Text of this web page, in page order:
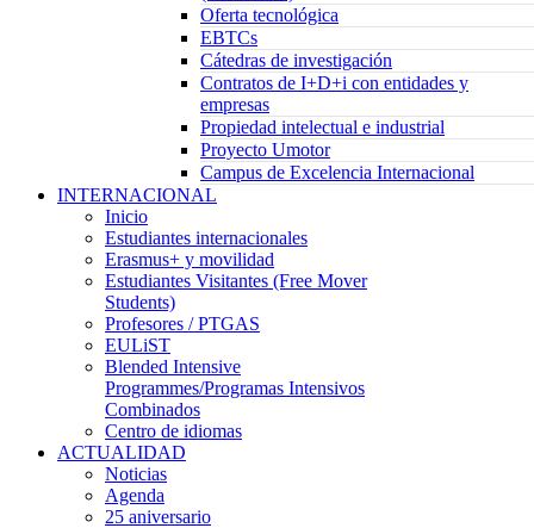
Oferta tecnológica
EBTCs
Cátedras de investigación
Contratos de I+D+i con entidades y
empresas
Propiedad intelectual e industrial
Proyecto Umotor
Campus de Excelencia Internacional
INTERNACIONAL
Inicio
Estudiantes internacionales
Erasmus+ y movilidad
Estudiantes Visitantes (Free Mover
Students)
Profesores / PTGAS
EULiST
Blended Intensive
Programmes/Programas Intensivos
Combinados
Centro de idiomas
ACTUALIDAD
Noticias
Agenda
25 aniversario